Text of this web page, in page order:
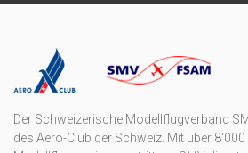
Der Schweizerische Modellflugverband
des Aero-Club der Schweiz. Mit über